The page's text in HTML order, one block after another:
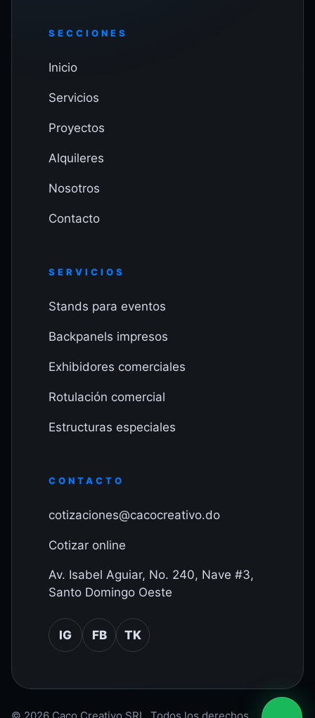
SECCIONES
Inicio
Servicios
Proyectos
Alquileres
Nosotros
Contacto
SERVICIOS
Stands para eventos
Backpanels impresos
Exhibidores comerciales
Rotulación comercial
Estructuras especiales
CONTACTO
cotizaciones@cacocreativo.do
Cotizar online
Av. Isabel Aguiar, No. 240, Nave #3,
Santo Domingo Oeste
IG FB TK